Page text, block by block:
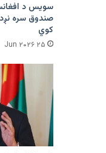
سویس د
صندوق سره
کوي
۲۵ Jun ۲۰۲۶